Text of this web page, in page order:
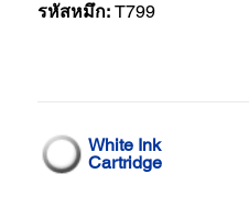
รหัสหมึก: T799
White Ink
Cartridge